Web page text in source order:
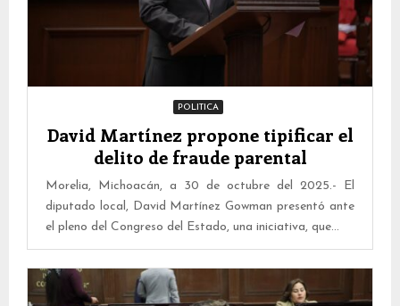
POLITICA
David Martínez propone tipificar el
delito de fraude parental
Morelia, Michoacán, a 30 de octubre del 2025.- El
diputado local, David Martínez Gowman presentó ante
el pleno del Congreso del Estado, una iniciativa, que...